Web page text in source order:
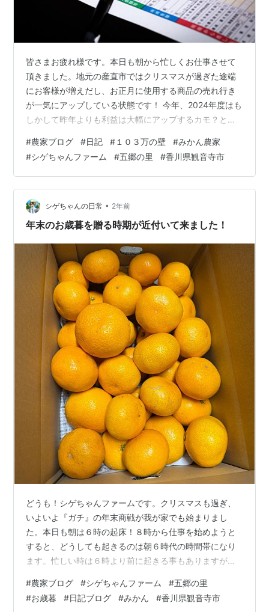
皆さまお疲れ様です。本日も朝から忙しくお仕事させて
頂きました。地元の産直市ではクリスマスが過ぎた途端
にお客様が増えだし、お正月に使用する商品の売れ行き
が一気にアップしている状態です！ 今年、2024年度はも
しかして昨年よりも利益は大幅にアップするカモ？と思
が増えてくると今度は税金の問題が発生して来ます。 い
つも確定申告をする時に、収入は103万円の壁を越えない
ように設定をしているのですが、収入が増えるとその
分、所得税が加算されますので稼ぎたいけど税金対策の
せいで稼げない･･･。そんな人も世の中にはいるようで
す！ しかし、我が家は家族６人暮らしな…
#農家ブログ #日記 # １０３万の壁 #みかん農家
#シゲちゃんファーム #五郷の里 #香川県観音寺市
シゲちゃんの日常 • 2年前
年末のお歳暮を贈る時期が近付いて来ました！
どうも！シゲちゃんファームです。クリスマスも過ぎ、
いよいよ『ガチ』の年末商戦が我が家でも始まりまし
た。本日も朝は６時の起床！８時から仕事を始めようと
すると、どうしても起きるのは朝６時代の時間帯になり
ます。忙しい時は６時より前に起きる事もありますが、
わせて、平均的に労働する時間帯は約８時間程度に納め
ている我が家♪ 特に『残業』等はしておらず、日暮れまで
#農家ブログ #シゲちゃんファーム #五郷の里
#お歳暮 #日記ブログ #みかん #香川県観音寺市